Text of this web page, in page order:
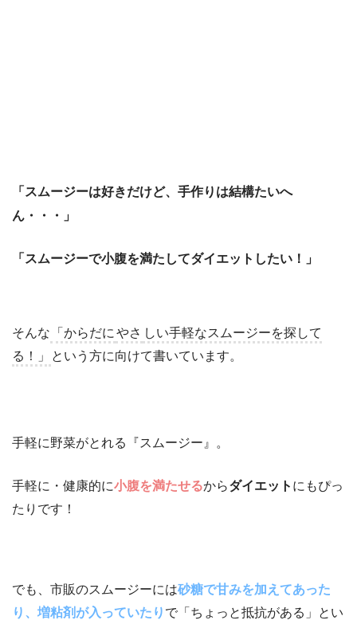
「スムージーは好きだけど、手作りは結構たいへ
ん・・・」
「スムージーで小腹を満たしてダイエットしたい！」
そんな 「からだに やさ しい手軽なスムージーを探して
る！」
という方に向けて書いています。
手軽に野菜がとれる『スムージー』。
手軽に・健康的に小腹を満たせるからダイエット にもぴっ
たりです！
でも、市販のスムージーには砂糖で甘みを加えてあった
り、増粘剤が入っていたり で「ちょっと抵抗がある」とい